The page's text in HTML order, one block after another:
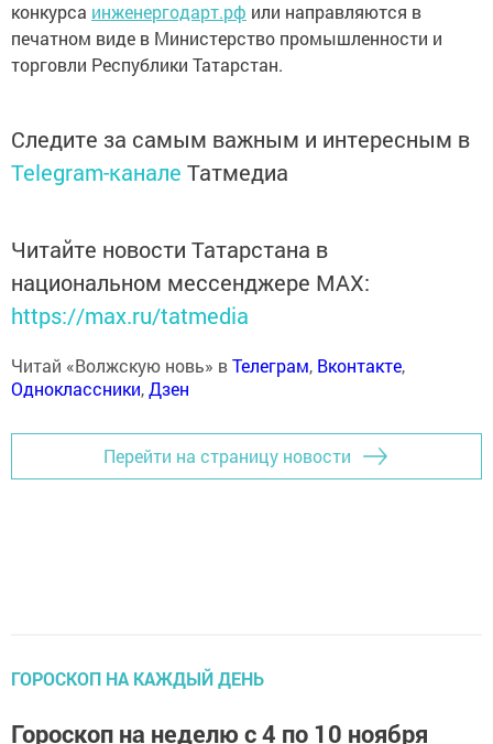
конкурса инженергодарт.рф или направляются в
печатном виде в Министерство промышленности и
торговли Республики Татарстан.
Следите за самым важным и интересным в
Telegram-канале Татмедиа
Читайте новости Татарстана в
национальном мессенджере MАХ:
https://max.ru/tatmedia
Читай «Волжскую новь» вТелеграм, Вконтакте,
Одноклассники,Дзен
Перейти на страницу новости
ГОРОСКОП НА КАЖДЫЙ ДЕНЬ
Гороскоп на неделю с 4 по 10 ноября